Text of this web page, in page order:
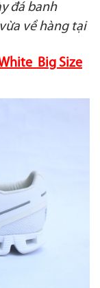
đá banh
về hàng tại
Big Size